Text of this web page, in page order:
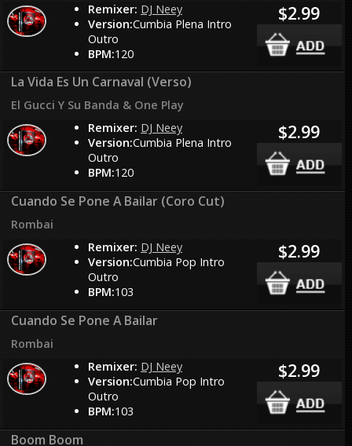
Remixer: DJ Neey
Version:Cumbia Plena Intro
Outro
BPM:120
$2.99
La Vida Es Un Carnaval (Verso)
El Gucci Y Su Banda & One Play
Remixer: DJ Neey
Version:Cumbia Plena Intro
Outro
BPM:120
$2.99
Cuando Se Pone A Bailar (Coro Cut)
Rombai
Remixer: DJ Neey
Version:Cumbia Pop Intro
Outro
BPM:103
$2.99
Cuando Se Pone A Bailar
Rombai
Remixer: DJ Neey
Version:Cumbia Pop Intro
Outro
BPM:103
$2.99
Boom Boom